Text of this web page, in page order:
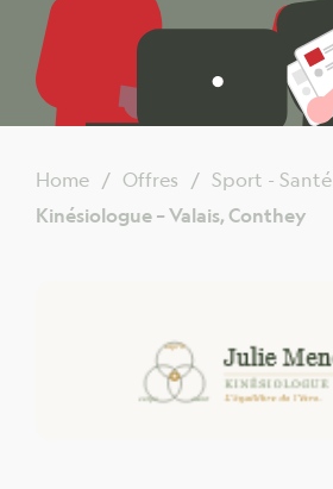
Home Offres
Sport - Santé
Kinésiologue – Valais, Conthey